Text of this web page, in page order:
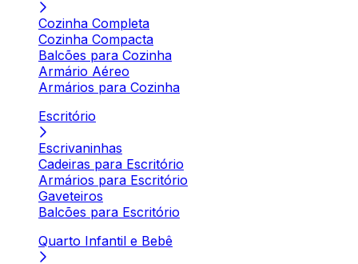
Cozinha Completa
Cozinha Compacta
Balcões para Cozinha
Armário Aéreo
Armários para Cozinha
Escritório
Escrivaninhas
Cadeiras para Escritório
Armários para Escritório
Gaveteiros
Balcões para Escritório
Quarto Infantil e Bebê